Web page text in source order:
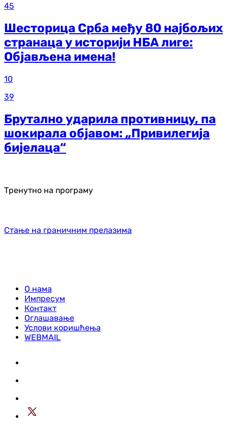
45
Шесторица Срба међу 80 најбољих
странаца у историји НБА лиге:
Објављена имена!
10
39
Брутално ударила противницу, па
шокирала објавом: „Привилегија
бијелаца“
Тренутно на програму
Стање на граничним прелазима
О нама
Импресум
Контакт
Оглашавање
Услови коришћења
WEBMAIL